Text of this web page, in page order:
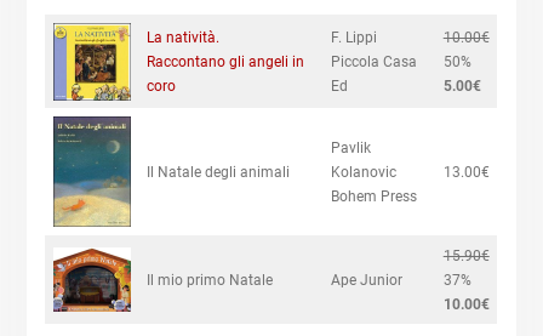
La natività.
Raccontano gli angeli in
coro
F. Lippi
Piccola Casa
Ed
10.00€
50%
5.00€
Il Natale degli animali
Pavlik
Kolanovic
Bohem Press
13.00€
Il mio primo Natale Ape Junior
15.90€
37%
10.00€